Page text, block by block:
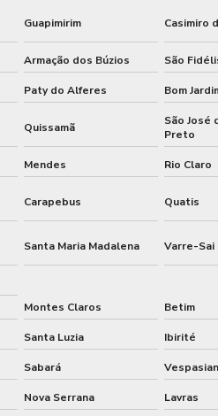
Guapimirim Casimiro
Armação dos Búzios São
Paty do Alferes Bom
Quissamã
São José
Preto
Mendes Rio Claro
Carapebus Quatis
Santa Maria Madalena Varre-Sai
Montes Claros Betim
Santa Luzia Ibirité
Sabará
Nova Serrana Lavras